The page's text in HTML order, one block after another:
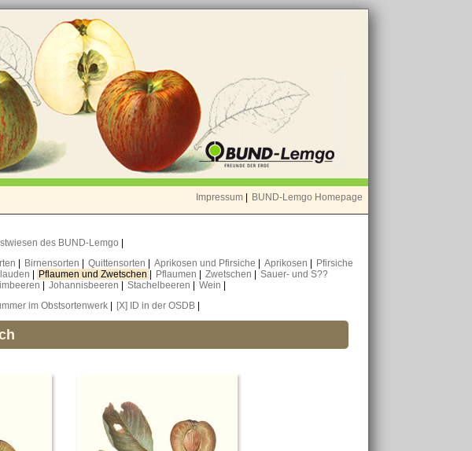
Impressum BUND-Lemgo Homepage
des BUND-Lemgo
Birnensorten Quittensorten Aprikosen und Pfirsiche Aprikosen
Pfirsiche
Pflaumen und Zwetschen Pflaumen Zwetschen
Sauer- und S??
Johannisbeeren Stachelbeeren Wein
im Obstsortenwerk [X] ID in der OSDB